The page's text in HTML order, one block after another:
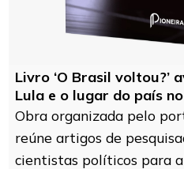
Livro ‘O Brasil voltou?’
Lula e o lugar do país
Obra organizada pelo
reúne artigos de
cientistas políticos para